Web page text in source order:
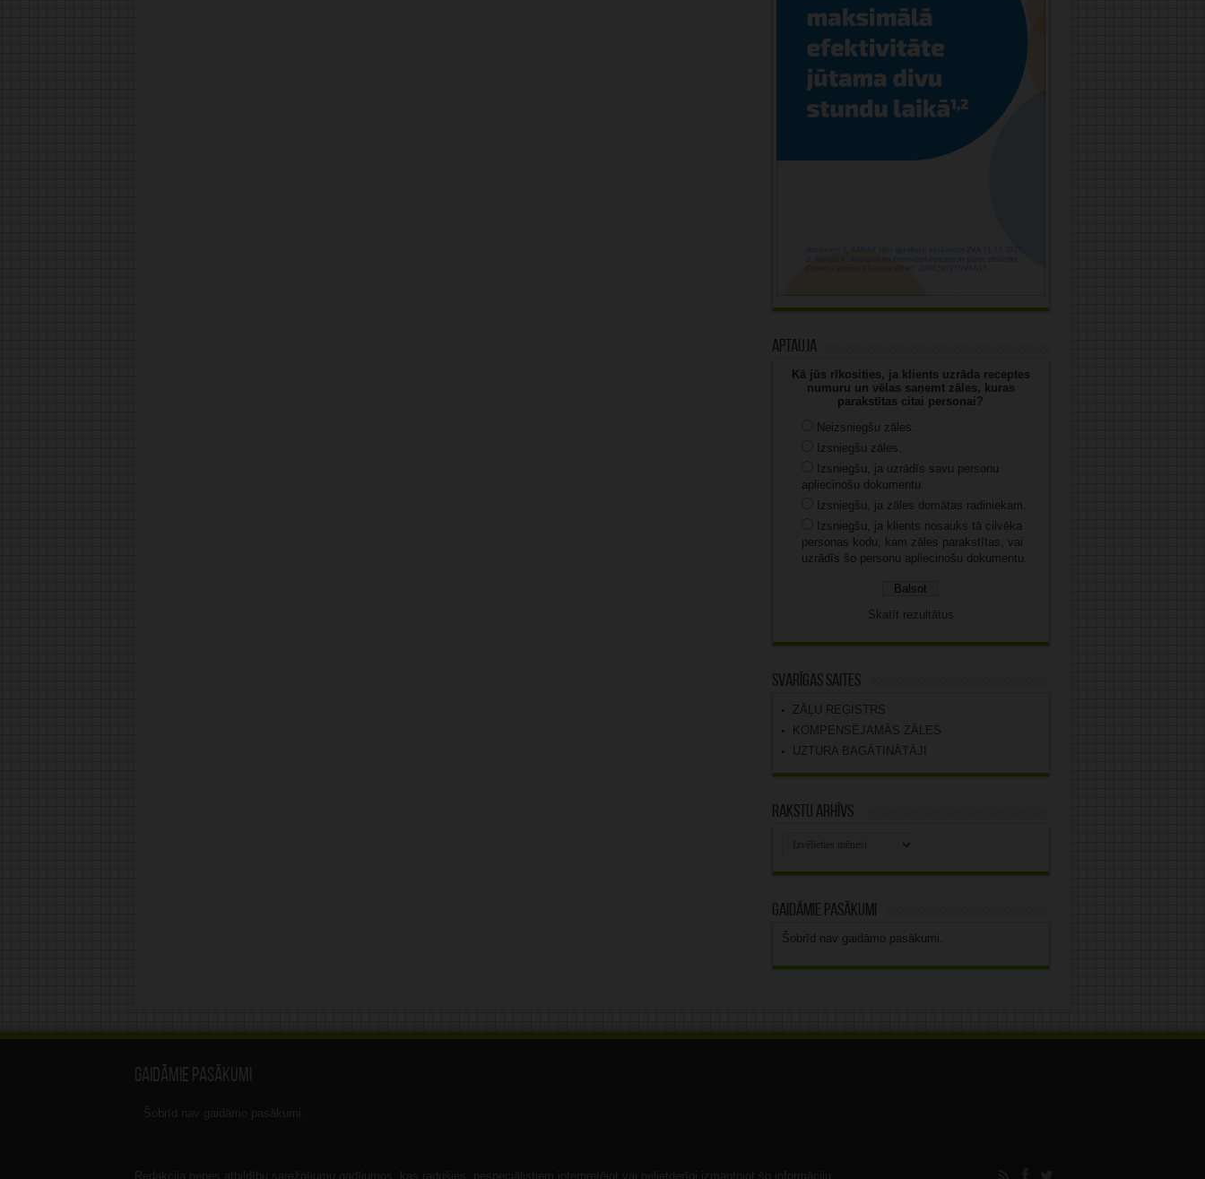
Aptauja
Kā jūs rīkosities, ja klients uzrāda receptes
numuru un vēlas saņemt zāles, kuras
parakstītas citai personai?
Neizsniegšu zāles.
Izsniegšu zāles.
Izsniegšu, ja uzrādīs savu personu
apliecinošu dokumentu.
Izsniegšu, ja zāles domātas radiniekam.
Izsniegšu, ja klients nosauks tā cilvēka
personas kodu, kam zāles parakstītas, vai
uzrādīs šo personu apliecinošu dokumentu.
Skatīt rezultātus
Svarīgas saites
ZĀĻU REĢISTRS
KOMPENSĒJAMĀS ZĀLES
UZTURA BAGĀTINĀTĀJI
Rakstu arhīvs
Gaidāmie pasākumi
Šobrīd nav gaidāmo pasākumi.
Gaidāmie pasākumi
Šobrīd nav gaidāmo pasākumi.
Redakcija nenes atbildību sarežģījumu gadījumos, kas radušies, nespeciālistiem interpretējot vai nelietderīgi izmantojot šo informāciju.